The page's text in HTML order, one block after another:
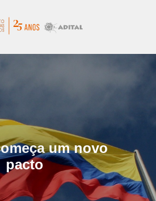
um novo
pacto